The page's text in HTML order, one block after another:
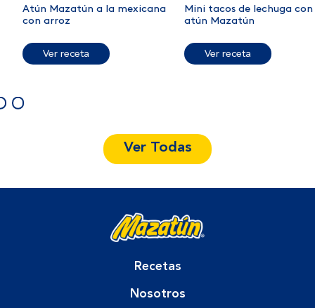
Atún Mazatún a la mexicana
con arroz
Ver receta
Mini tacos de lechuga con
atún Mazatún
Ver receta
Ver Todas
Recetas
Nosotros